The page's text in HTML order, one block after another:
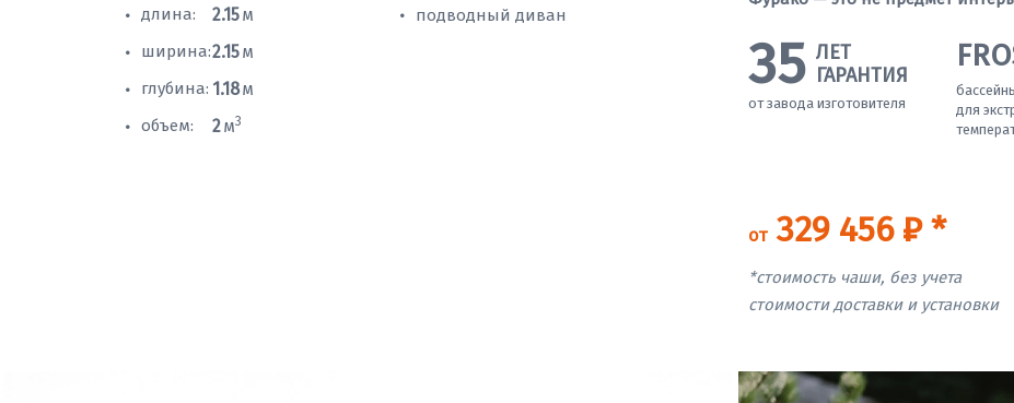
• длина: 2.15м
• ширина:2.15м
• глубина: 1.18м
• объем: 2м3
• подводный диван
35 ЛЕТ
ГАРАНТИЯ
от завода изготовителя
для
от329 456 ₽ *
*стоимость чаши, без учета
стоимости доставки и установки